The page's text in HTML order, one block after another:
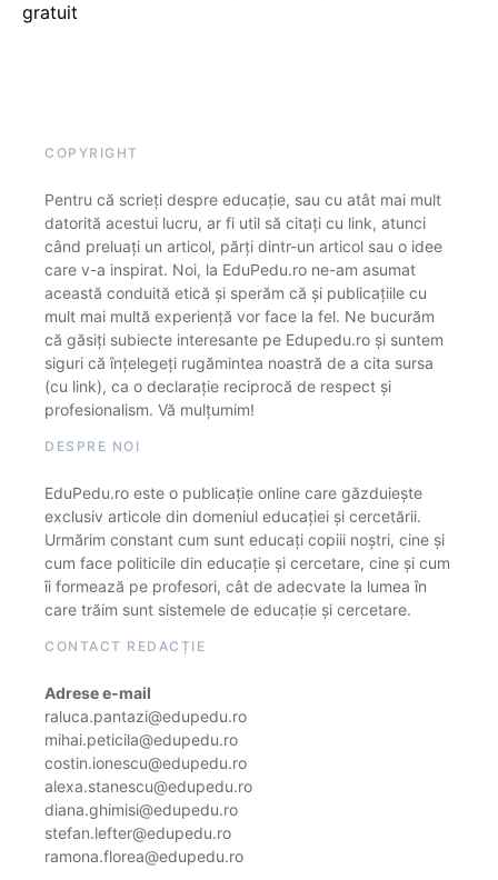
gratuit
COPYRIGHT
Pentru că scrieți despre educație, sau cu atât mai mult
datorită acestui lucru, ar fi util să citați cu link, atunci
când preluați un articol, părți dintr-un articol sau o idee
care v-a inspirat. Noi, la EduPedu.ro ne-am asumat
această conduită etică și sperăm că și publicațiile cu
mult mai multă experiență vor face la fel. Ne bucurăm
că găsiți subiecte interesante pe Edupedu.ro și suntem
siguri că înțelegeți rugămintea noastră de a cita sursa
(cu link), ca o declarație reciprocă de respect și
profesionalism. Vă mulțumim!
DESPRE NOI
EduPedu.ro este o publicație online care găzduiește
exclusiv articole din domeniul educației și cercetării.
Urmărim constant cum sunt educați copiii noștri, cine și
cum face politicile din educație și cercetare, cine și cum
îi formează pe profesori, cât de adecvate la lumea în
care trăim sunt sistemele de educație și cercetare.
CONTACT REDACȚIE
Adrese e-mail
raluca.pantazi@edupedu.ro
mihai.peticila@edupedu.ro
costin.ionescu@edupedu.ro
alexa.stanescu@edupedu.ro
diana.ghimisi@edupedu.ro
stefan.lefter@edupedu.ro
ramona.florea@edupedu.ro